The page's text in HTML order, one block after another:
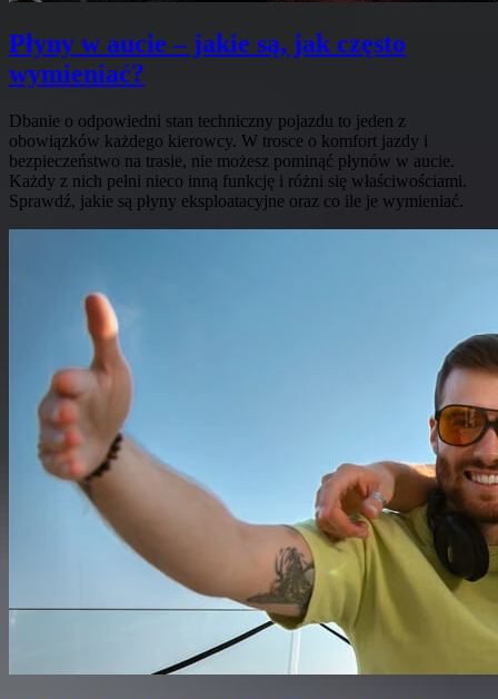
Płyny w aucie – jakie są, jak często
wymieniać?
Dbanie o odpowiedni stan techniczny pojazdu to jeden z
obowiązków każdego kierowcy. W trosce o komfort jazdy i
bezpieczeństwo na trasie, nie możesz pominąć płynów w aucie.
Każdy z nich pełni nieco inną funkcję i różni się właściwościami.
Sprawdź, jakie są płyny eksploatacyjne oraz co ile je wymieniać.